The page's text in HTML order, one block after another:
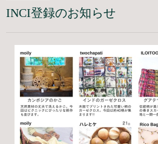
INCI登録のお知らせ